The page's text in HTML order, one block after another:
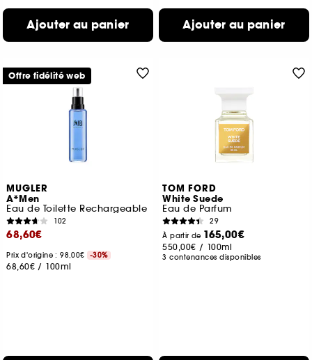
Ajouter au panier Ajouter au panier
MUGLER
A*Men
Eau de Toilette Rechargeable
102
68,60€
Prix d'origine : 98,00€ -30%
68,60€ / 100ml
Offre fidélité web
TOM FORD
White Suede
Eau de Parfum
29
À partir de 165,00€
550,00€ / 100ml
3 contenances disponibles